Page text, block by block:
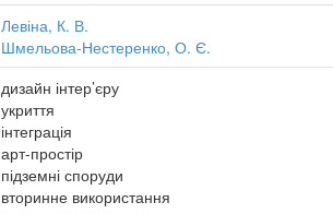
Левіна, К. В.
Шмельова-Нестеренко, О. Є.
дизайн інтер’єру
укриття
інтеграція
арт-простір
підземні споруди
вторинне використання